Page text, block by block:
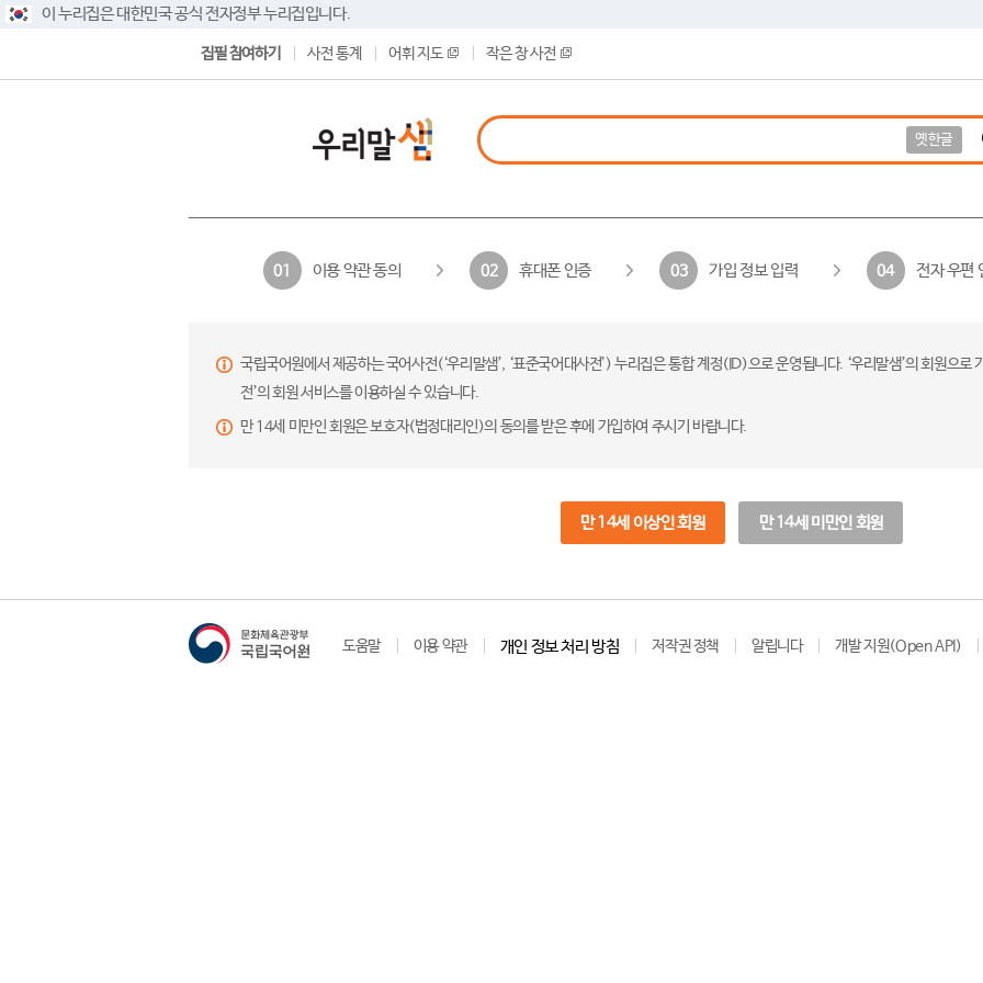
이 누리집은 대한민국 공식 전자정부 누리집입니다.
집필 참여하기 사전 통계 어휘 지도 작은 창 사전
옛한글
01 이용 약관 동의 02 휴대폰 인증 03 가입 정보 입력 04 전자 우편
국립국어원에서 제공하는 국어사전(‘우리말샘’, ‘표준국어대사전’) 누리집은 통합 계정(ID)으로 운영됩니다. ‘우리말샘’의 회원으
전’의 회원 서비스를 이용하실 수 있습니다.
만 14세 미만인 회원은 보호자(법정대리인)의 동의를 받은 후에 가입하여 주시기 바랍니다.
만 14세 이상인 회원 만 14세 미만인 회원
도움말 이용 약관 개인 정보 처리 방침 저작권 정책 알립니다 개발 지원(Open API)